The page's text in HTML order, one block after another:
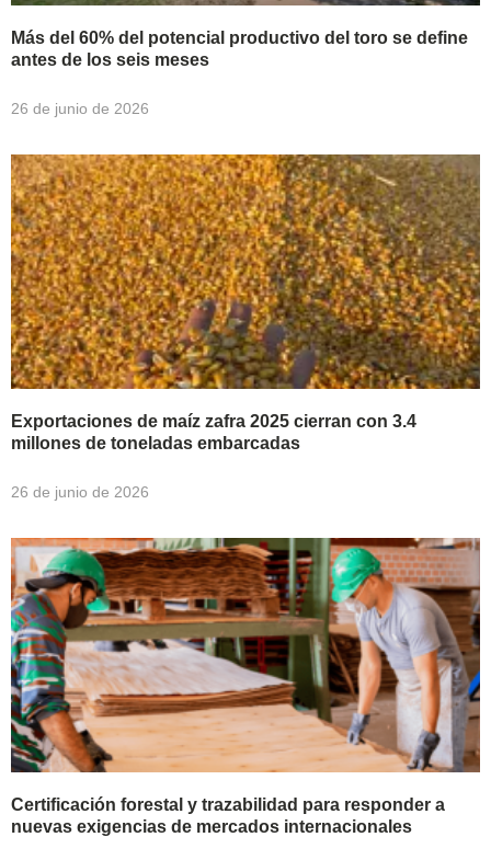
Más del 60% del potencial productivo del toro se define
antes de los seis meses
26 de junio de 2026
Exportaciones de maíz zafra 2025 cierran con 3.4
millones de toneladas embarcadas
26 de junio de 2026
Certificación forestal y trazabilidad para responder a
nuevas exigencias de mercados internacionales